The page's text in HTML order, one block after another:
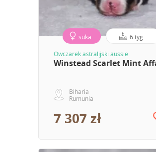
suka 6 tyg.
Owczarek astralijski aussie
Winstead Scarlet Mint
Biharia
Rumunia
7 307 zł